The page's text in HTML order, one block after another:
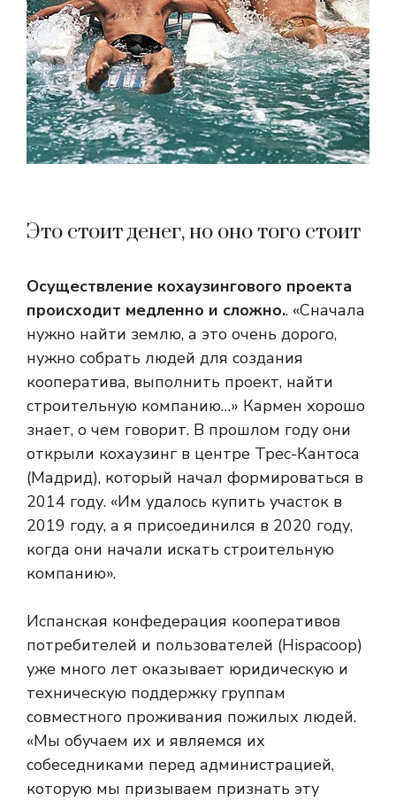
Это стоит денег, но оно того стоит
Осуществление кохаузингового проекта
происходит медленно и сложно.. «Сначала
нужно найти землю, а это очень дорого,
нужно собрать людей для создания
кооператива, выполнить проект, найти
строительную компанию…» Кармен хорошо
знает, о чем говорит. В прошлом году они
открыли кохаузинг в центре Трес-Кантоса
(Мадрид), который начал формироваться в
2014 году. «Им удалось купить участок в
2019 году, а я присоединился в 2020 году,
когда они начали искать строительную
компанию».
Испанская конфедерация кооперативов
потребителей и пользователей (Hispacoop)
уже много лет оказывает юридическую и
техническую поддержку группам
совместного проживания пожилых людей.
«Мы обучаем их и являемся их
собеседниками перед администрацией,
которую мы призываем признать эту